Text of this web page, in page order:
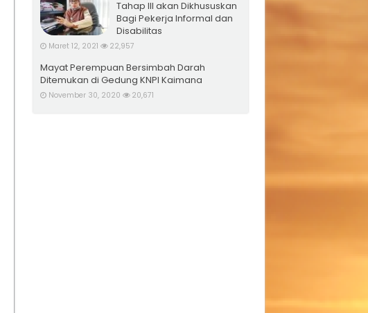
Tahap III akan Dikhususkan
Bagi Pekerja Informal dan
Disabilitas
Maret 12, 2021 22,957
Mayat Perempuan Bersimbah Darah
Ditemukan di Gedung KNPI Kaimana
November 30, 2020 20,671